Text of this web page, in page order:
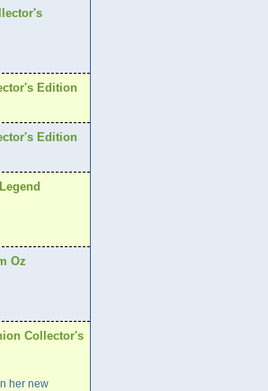
Edition
Edition
Oz
Collector's
her new